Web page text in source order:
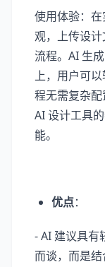
使用体验：
观，上传设
流程。AI 生
上，用户可
程无需复杂
AI 设计工具
能。
优点：
- AI 建议具有
而谈，而是